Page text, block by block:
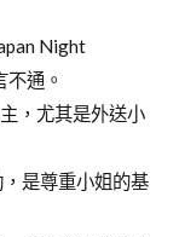
Night
通。
，尤其是外送小
是尊重小姐的基